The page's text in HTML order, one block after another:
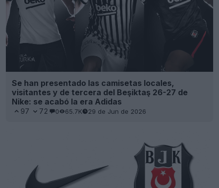
Se han presentado las camisetas locales,
visitantes y de tercera del Beşiktaş 26-27 de
Nike: se acabó la era Adidas
97 72 0 65.7K 29 de Jun de 2026